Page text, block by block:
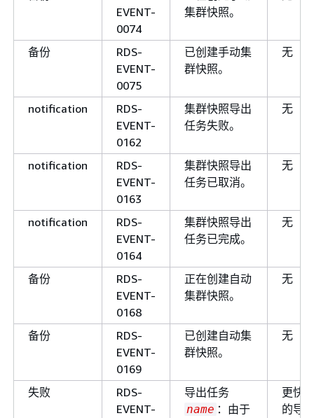
EVENT-
0074
集群快照。
备份
RDS-
EVENT-
0075
已创建手动集
群快照。
无
notification
RDS-
EVENT-
0162
集群快照导出
任务失败。
无
notification
RDS-
EVENT-
0163
集群快照导出
任务已取消。
无
notification
RDS-
EVENT-
0164
集群快照导出
任务已完成。
无
备份
RDS-
EVENT-
0168
正在创建自动
集群快照。
无
备份
RDS-
EVENT-
0169
已创建自动集
群快照。
无
失败
RDS-
EVENT-
导出任务
name ：由于
更快
的导